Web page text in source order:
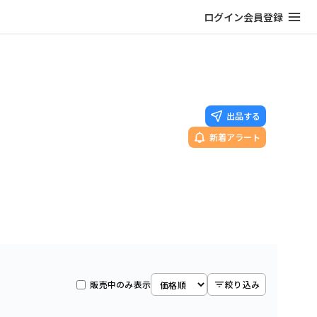
ログイン会員登録
出品する
新着アラート
販売中のみ表示 絞り込み